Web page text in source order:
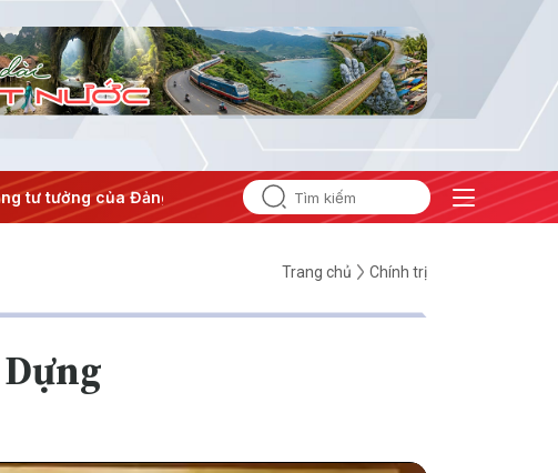
Đảng #Hội nghị Trung ương 3
Trang chủ Chính trị